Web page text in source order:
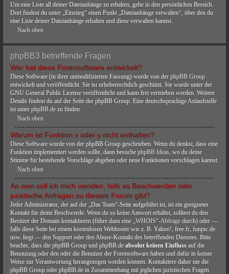
Um eine Liste all deiner Dateianhänge zu erhalten, gehe in den persönlichen Bereich.
Dort findest du unter „Einstieg“ einen Punkt „Dateianhänge verwalten“, über den du
eine Liste deiner Dateianhänge erhalten und diese verwalten kannst.
Nach oben
phpBB3 betreffende Fragen
Wer hat diese Forensoftware entwickelt?
Diese Software (in ihrer unmodifizierten Fassung) wurde von der phpBB Group
entwickelt und veröffentlicht. Sie ist urheberrechtlich geschützt. Sie wurde unter der
GNU General Public License veröffentlicht und kann frei vertrieben werden. Weitere
Details findest du auf der Seite der phpBB Group. Eine deutschsprachige Anlaufstelle
ist unter phpBB.de zu finden.
Nach oben
Warum ist Funktion x oder y nicht enthalten?
Diese Software wurde von der phpBB Group geschrieben. Wenn du denkst, dass eine
Funktion implementiert werden sollte, dann besuche phpBB Ideas, wo du deine
Stimme für bestehende Vorschläge abgeben oder neue Funktionen vorschlagen kannst.
Nach oben
An wen soll ich mich wenden, falls es Beschwerden oder
juristische Anfragen zu diesem Forum gibt?
Jeder Administrator, der auf der „Das Team“-Seite aufgeführt ist, ist ein geeigneter
Kontakt für deine Beschwerde. Wenn du so keine Antwort erhältst, solltest du den
Besitzer der Domain kontaktieren (führe dazu eine „WHOIS“-Abfrage durch) oder —
falls diese Seite bei einem kostenlosen Webhoster wie z. B. Yahoo!, free.fr, funpic.de
usw. liegt — den Support oder den Abuse-Kontakt des betreffenden Dienstes. Bitte
beachte, dass die phpBB Group und phpBB.de absolut keinen Einfluss auf die
Benutzung oder den oder die Benutzer der Forensoftware haben und dafür in keiner
Weise zur Verantwortung herangezogen werden können. Kontaktiere daher nie die
phpBB Group oder phpBB.de in Zusammenhang mit jeglichen juristischen Fragen